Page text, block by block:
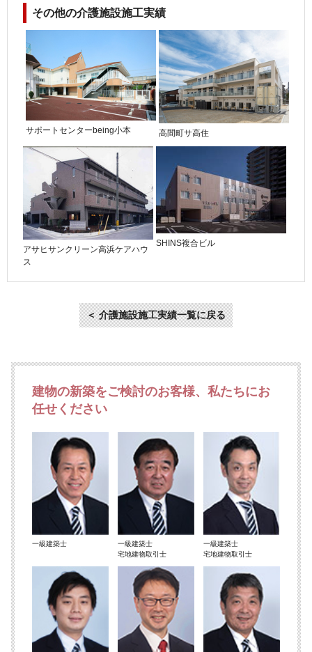
その他の介護施設施工実績
サポートセンターbeing小本 高間町サ高住
アサヒサンクリーン高浜ケアハウ
ス
SHINS複合ビル
＜ 介護施設施工実績一覧に戻る
建物の新築をご検討のお客様、私たちにお
任せください
一級建築士
一級建築士
宅地建物取引士
一級建築士
宅地建物取引士